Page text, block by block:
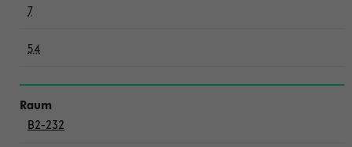
7
54
B2-232